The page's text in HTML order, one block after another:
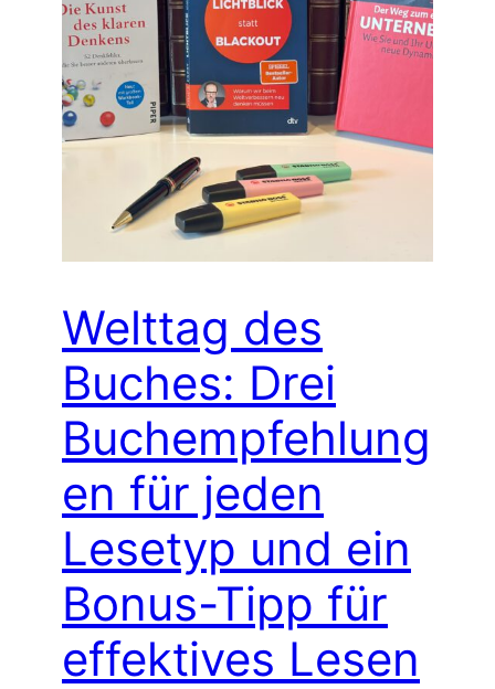
Welttag des
Buches: Drei
Buchempfehlung
en für jeden
Lesetyp und ein
Bonus-Tipp für
effektives Lesen